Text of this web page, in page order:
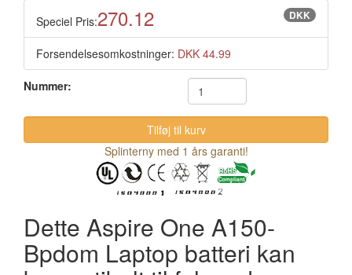
Speciel Pris:270.12 DKK
Forsendelsesomkostninger: DKK 44.99
Nummer:
Splinterny med 1 års garanti!
Dette Aspire One A150-
Bpdom Laptop batteri kan